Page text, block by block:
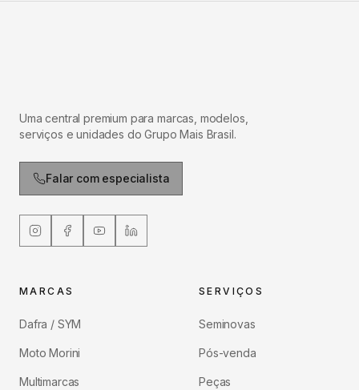
Uma central premium para marcas, modelos,
serviços e unidades do Grupo Mais Brasil.
Falar com especialista
MARCAS
Dafra / SYM
Moto Morini
Multimarcas
SERVIÇOS
Seminovas
Pós-venda
Peças